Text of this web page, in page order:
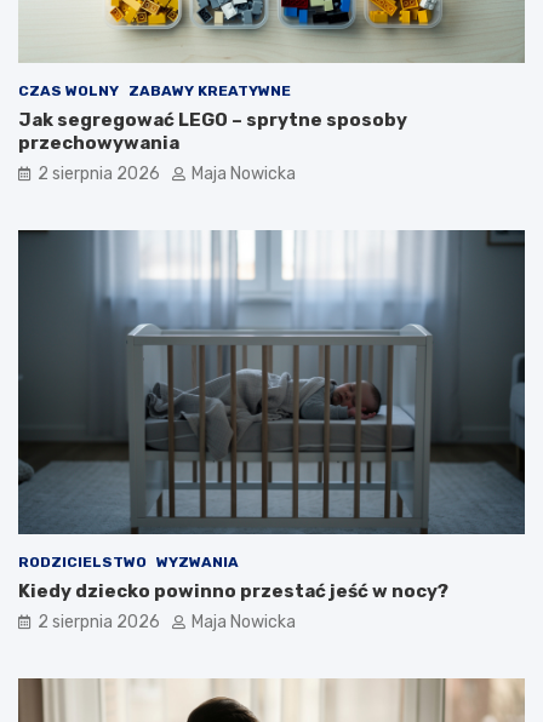
CZAS WOLNY ZABAWY KREATYWNE
Jak segregować LEGO – sprytne sposoby
przechowywania
2 sierpnia 2026 Maja Nowicka
RODZICIELSTWO WYZWANIA
Kiedy dziecko powinno przestać jeść w nocy?
2 sierpnia 2026 Maja Nowicka